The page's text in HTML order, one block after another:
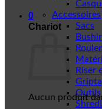
0
Chariot
Aucun produit
Accessoires
Sacs
Riser
Outils